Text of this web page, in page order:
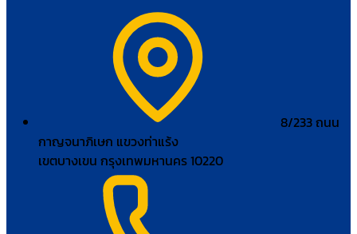
8/233 ถนน
กาญจนาภิเษก แขวงท่าแร้ง
เขตบางเขน กรุงเทพมหานคร 10220